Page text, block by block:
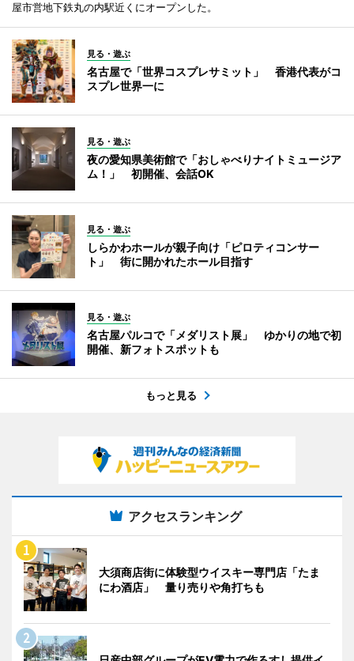
屋市営地下鉄丸の内駅近くにオープンした。
見る・遊ぶ
名古屋で「世界コスプレサミット」 香港代表がコ
スプレ世界一に
見る・遊ぶ
夜の愛知県美術館で「おしゃべりナイトミュージア
ム！」 初開催、会話OK
見る・遊ぶ
しらかわホールが親子向け「ピロティコンサー
ト」 街に開かれたホール目指す
見る・遊ぶ
名古屋パルコで「メダリスト展」 ゆかりの地で初
開催、新フォトスポットも
もっと見る
アクセスランキング
大須商店街に体験型ウイスキー専門店「たま
にわ酒店」 量り売りや角打ちも